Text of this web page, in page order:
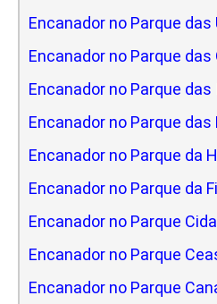
Encanador no Parque
Encanador no Parque
Encanador no Parque
Encanador no Parque das
Encanador no Parque da
Encanador no Parque da
Encanador no Parque
Encanador no Parque
Encanador no Parque